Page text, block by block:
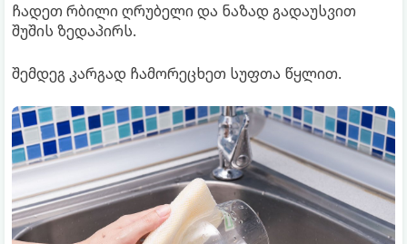
ჩადეთ რბილი ღრუბელი და ნაზად გადაუსვით
შუშის ზედაპირს.
შემდეგ კარგად ჩამორეცხეთ სუფთა წყლით.